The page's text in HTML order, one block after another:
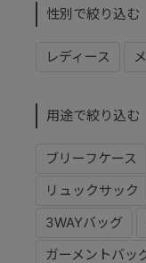
性別で絞り込む
レディース
用途で絞り込む
ブリーフケース
リュックサック
3WAYバッグ
ガーメントバッ